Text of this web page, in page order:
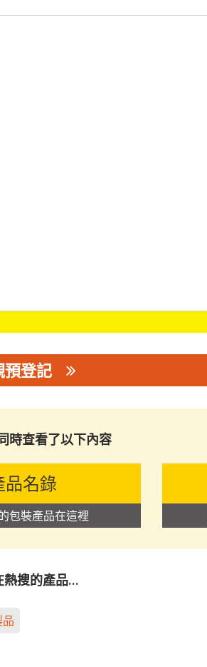
預登記
時查看了以下內容
品名錄
包裝產品在這裡
熱搜的產品…